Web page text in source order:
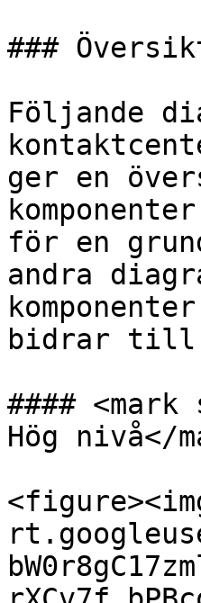
###
Följande
ger en
för en
andra
bidrar till
####
Hög nivå</